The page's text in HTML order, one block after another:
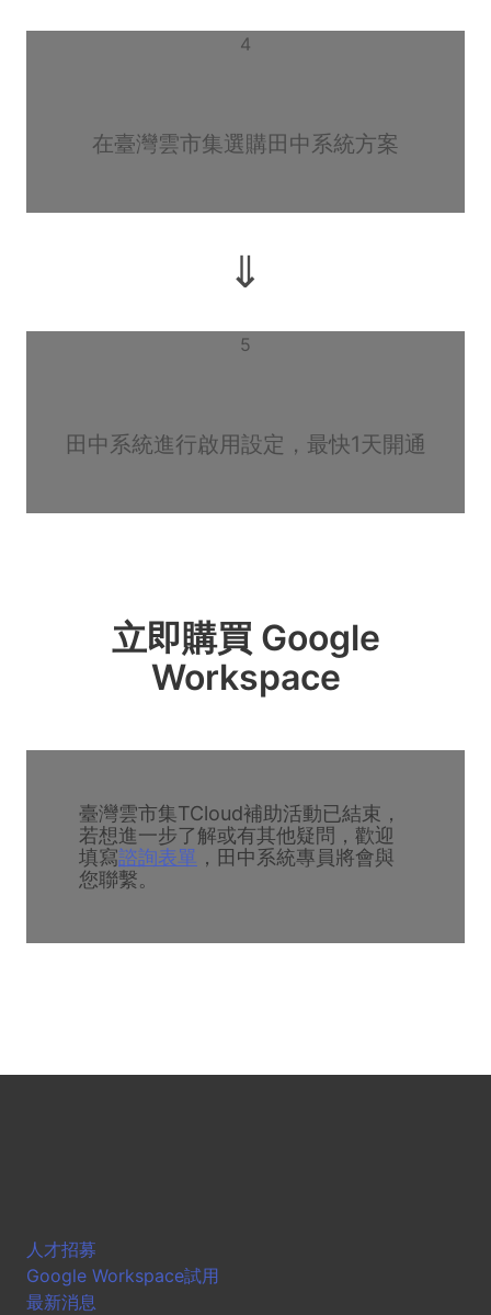
4
在臺灣雲市集選購田中系統方案
⇓
5
田中系統進行啟用設定，最快1天開通
立即購買 Google
Workspace
臺灣雲市集TCloud補助活動已結束，
若想進一步了解或有其他疑問，歡迎
填寫諮詢表單 ，田中系統專員將會與
您聯繫。
人才招募
Google Workspace試用
最新消息